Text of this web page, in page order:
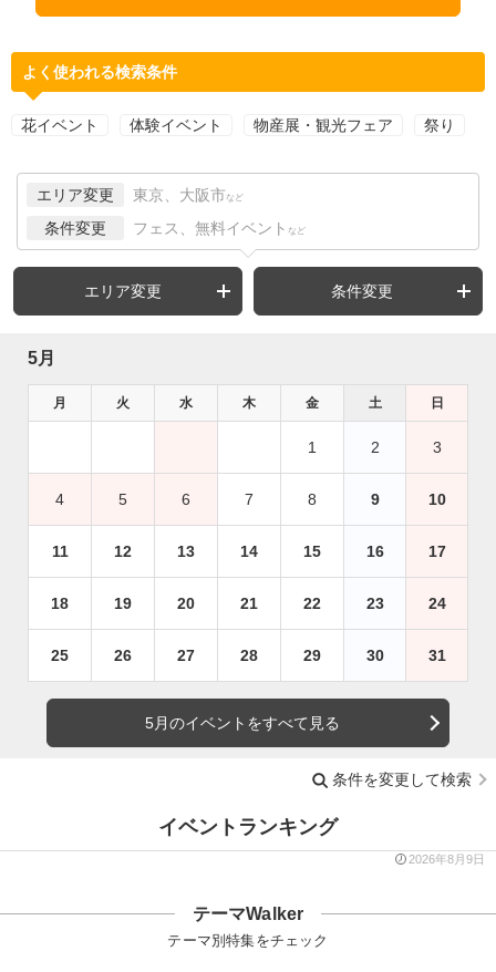
よく使われる検索条件
花イベント 体験イベント 物産展・観光フェア 祭り
エリア変更 東京、大阪市 など
条件変更 フェス、無料イベント など
エリア変更 条件変更
5月
月 火 水 木 金 土 日
1 2 3
4 5 6 7 8 9 10
11 12 13 14 15 16 17
18 19 20 21 22 23 24
25 26 27 28 29 30 31
5月のイベントをすべて見る
条件を変更して検索
イベントランキング
2026年8月9日
テーマWalker
テーマ別特集をチェック